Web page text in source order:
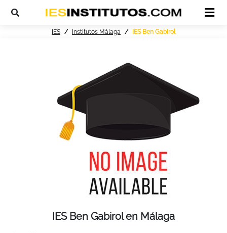
IES Institutos Málaga IES Ben Gabirol
IES Ben Gabirol en Málaga